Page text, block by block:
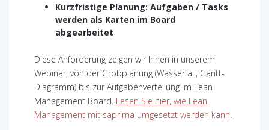
Kurzfristige Planung: Aufgaben / Tasks
werden als Karten im Board
abgearbeitet
Diese Anforderung zeigen wir Ihnen in unserem
Webinar, von der Grobplanung (Wasserfall, Gantt-
Diagramm) bis zur Aufgabenverteilung im Lean
Management Board. Lesen Sie hier, wie Lean
Management mit saprima umgesetzt werden kann.